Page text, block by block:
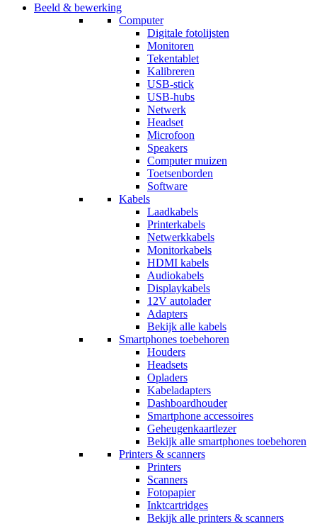
Beeld & bewerking
Computer
Digitale fotolijsten
Monitoren
Tekentablet
Kalibreren
USB-stick
USB-hubs
Netwerk
Headset
Microfoon
Speakers
Computer muizen
Toetsenborden
Software
Kabels
Laadkabels
Printerkabels
Netwerkkabels
Monitorkabels
HDMI kabels
Audiokabels
Displaykabels
12V autolader
Adapters
Bekijk alle kabels
Smartphones toebehoren
Houders
Headsets
Opladers
Kabeladapters
Dashboardhouder
Smartphone accessoires
Geheugenkaartlezer
Bekijk alle smartphones toebehoren
Printers & scanners
Printers
Scanners
Fotopapier
Inktcartridges
Bekijk alle printers & scanners